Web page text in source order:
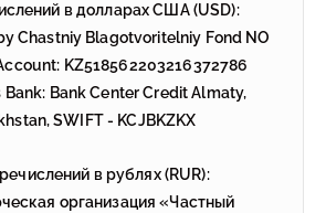
в долларах США (USD):
Chastniy Blagotvoritelniy Fond NO
KZ518562203216372786
Bank: Bank Center Credit Almaty,
SWIFT - KCJBKZKX
в рублях (RUR):
организация «Частный